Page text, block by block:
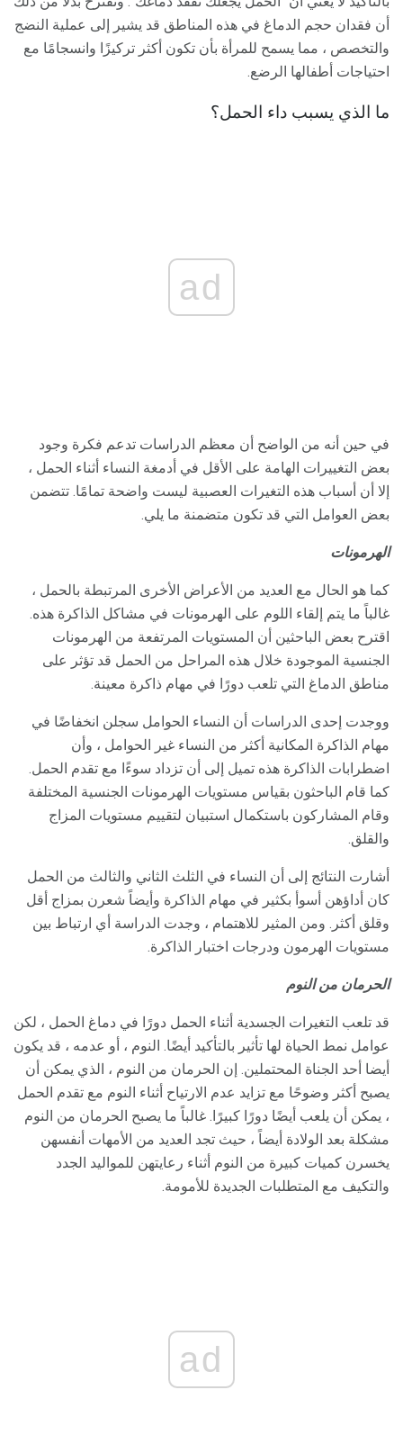
أن فقدان حجم الدماغ في هذه المناطق قد يشير إلى عملية النضج
والتخصص ، مما يسمح للمرأة بأن تكون أكثر تركيزًا وانسجامًا مع
احتياجات أطفالها الرضع.
ما الذي يسبب داء الحمل؟
ad
في حين أنه من الواضح أن معظم الدراسات تدعم فكرة وجود
بعض التغييرات الهامة على الأقل في أدمغة النساء أثناء الحمل ،
إلا أن أسباب هذه التغيرات العصبية ليست واضحة تمامًا. تتضمن
بعض العوامل التي قد تكون متضمنة ما يلي.
الهرمونات
كما هو الحال مع العديد من الأعراض الأخرى المرتبطة بالحمل ،
غالباً ما يتم إلقاء اللوم على الهرمونات في مشاكل الذاكرة هذه.
اقترح بعض الباحثين أن المستويات المرتفعة من الهرمونات
الجنسية الموجودة خلال هذه المراحل من الحمل قد تؤثر على
مناطق الدماغ التي تلعب دورًا في مهام ذاكرة معينة.
ووجدت إحدى الدراسات أن النساء الحوامل سجلن انخفاضًا في
مهام الذاكرة المكانية أكثر من النساء غير الحوامل ، وأن
اضطرابات الذاكرة هذه تميل إلى أن تزداد سوءًا مع تقدم الحمل.
كما قام الباحثون بقياس مستويات الهرمونات الجنسية المختلفة
وقام المشاركون باستكمال استبيان لتقييم مستويات المزاج
والقلق.
أشارت النتائج إلى أن النساء في الثلث الثاني والثالث من الحمل
كان أداؤهن أسوأ بكثير في مهام الذاكرة وأيضاً شعرن بمزاج أقل
وقلق أكثر. ومن المثير للاهتمام ، وجدت الدراسة أي ارتباط بين
مستويات الهرمون ودرجات اختبار الذاكرة.
الحرمان من النوم
قد تلعب التغيرات الجسدية أثناء الحمل دورًا في دماغ الحمل ، لكن
عوامل نمط الحياة لها تأثير بالتأكيد أيضًا. النوم ، أو عدمه ، قد يكون
أيضا أحد الجناة المحتملين. إن الحرمان من النوم ، الذي يمكن أن
يصبح أكثر وضوحًا مع تزايد عدم الارتياح أثناء النوم مع تقدم الحمل
، يمكن أن يلعب أيضًا دورًا كبيرًا. غالباً ما يصبح الحرمان من النوم
مشكلة بعد الولادة أيضاً ، حيث تجد العديد من الأمهات أنفسهن
يخسرن كميات كبيرة من النوم أثناء رعايتهن للمواليد الجدد
والتكيف مع المتطلبات الجديدة للأمومة.
ad